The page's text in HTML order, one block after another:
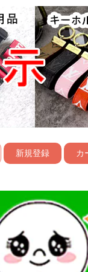
新規登録 カ